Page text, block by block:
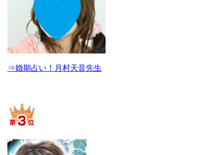
⇒婚期占い！月村天音先生